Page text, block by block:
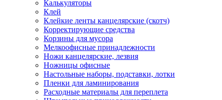
Калькуляторы
Клей
Клейкие ленты канцелярские (скотч)
Корректирующие средства
Корзины для мусора
Мелкоофисные принадлежности
Ножи канцелярские, лезвия
Ножницы офисные
Настольные наборы, подставки, лотки
Пленки для ламинирования
Расходные материалы для переплета